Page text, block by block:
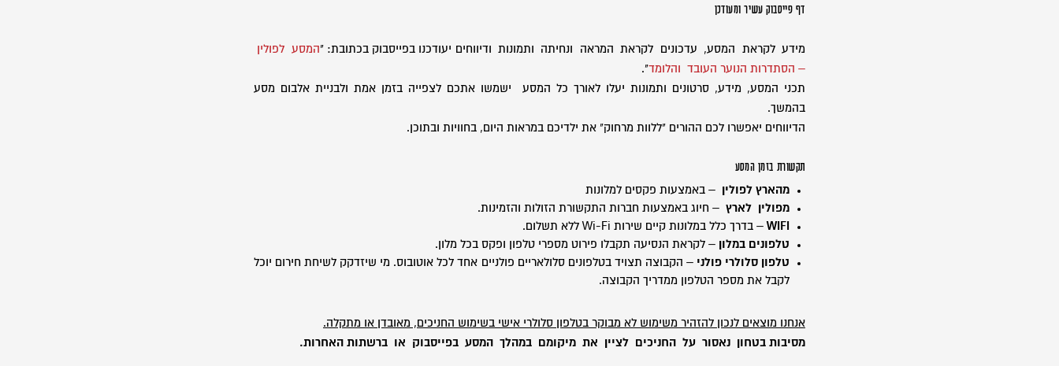
דף פייסבוק עשיר ומעודכן
מידע לקראת המסע, עדכונים לקראת המראה ונחיתה ותמונות ודיווחים יעודכנו בפייסבוק בכתובת: "המסע לפולין
– הסתדרות הנוער העובד והלומד".
תכני המסע, מידע, סרטונים ותמונות יעלו לאורך כל המסע ישמשו אתכם לצפייה בזמן אמת ולבניית אלבום מסע
בהמשך.
הדיווחים יאפשרו לכם ההורים "ללוות מרחוק" את ילדיכם במראות היום, בחוויות ובתוכן.
תקשורת בזמן המסע
מהארץ לפולין – באמצעות פקסים למלונות
מפולין לארץ
– חיוג באמצעות חברות התקשורת הזולות והזמינות.
WIFI – בדרך כלל במלונות קיים שירות Wi-Fi ללא תשלום.
טלפונים במלון – לקראת הנסיעה תקבלו פירוט מספרי טלפון ופקס בכל מלון.
טלפון סלולרי פולני – הקבוצה תצויד בטלפונים סלולאריים פולניים אחד לכל אוטובוס. מי שיזדקק לשיחת חירום יוכל
לקבל את מספר הטלפון ממדריך הקבוצה.
אנחנו מוצאים לנכון להזהיר משימוש לא מבוקר בטלפון סלולרי אישי בשימוש החניכים, מאובדן או מתקלה.
מסיבות בטחון נאסור על החניכים לציין את מיקומם במהלך המסע בפייסבוק או ברשתות האחרות.